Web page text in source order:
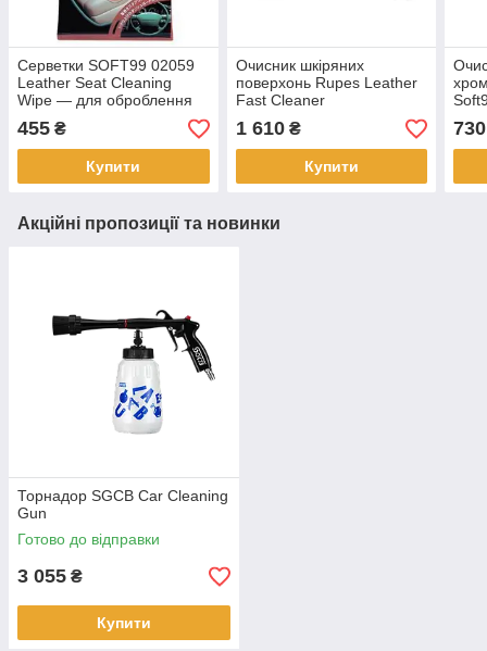
Серветки SOFT99 02059
Leather Seat Cleaning
Wipe — для оброблення
шкіряних поверхонь
455 ₴
Купити
Очисник шкіряних
поверхонь Rupes Leather
Fast Cleaner
1 610₴
Купити
730
Акційні пропозиції та новинки
Торнадор SGCB Car Cleaning
Gun
Готово до відправки
3 055 ₴
Купити